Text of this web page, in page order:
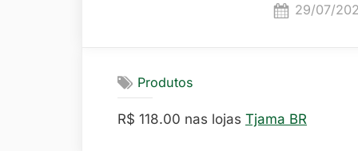
Posted
29/07/
Produtos
R$ 118.00 nas lojas Tjama BR